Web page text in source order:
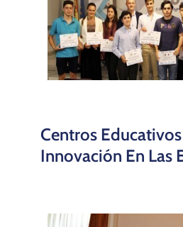
Centros
Innovación En Las